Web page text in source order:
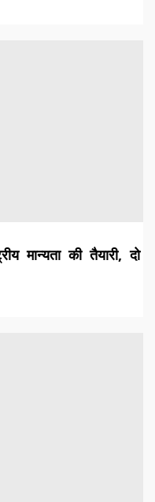
मान्यता की तैयारी, दो